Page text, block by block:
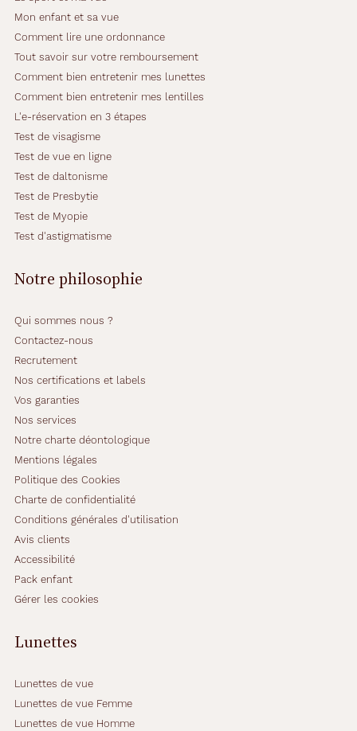
Dimensions
de
la
monture
mm
mm
Détails
techniques
Enfant
Forme
de
la
monture
Ronde
Couleur
la
monture
730
Couleur
verre
Mon enfant et sa vue
Comment lire une ordonnance
Tout savoir sur votre remboursement
Comment bien entretenir mes lunettes
Comment bien entretenir mes lentilles
L'e-réservation en 3 étapes
Test de visagisme
Test de vue en ligne
Test de daltonisme
Test de Presbytie
Test de Myopie
Test d'astigmatisme
Notre philosophie
Qui sommes nous ?
Contactez-nous
Recrutement
Nos certifications et labels
Vos garanties
Nos services
Notre charte déontologique
Mentions légales
Politique des Cookies
Charte de confidentialité
Conditions générales d'utilisation
Avis clients
Accessibilité
Pack enfant
Gérer les cookies
Lunettes
Lunettes de vue
Lunettes de vue Femme
Lunettes de vue Homme